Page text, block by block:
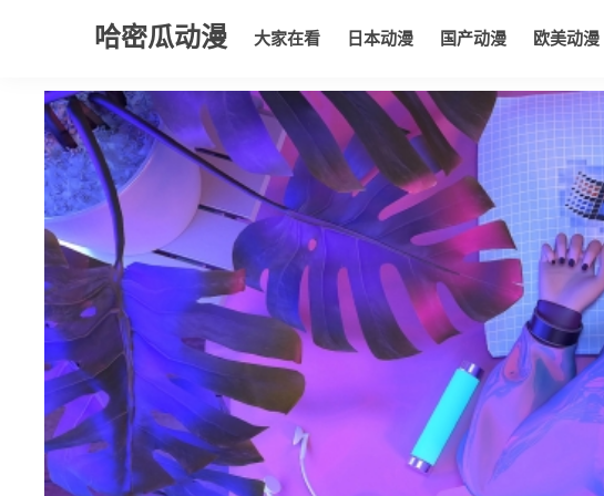
哈密瓜动漫 大家在看 日本动漫 国产动漫 欧美动漫
大家在看 日本动漫 国产动漫 欧美动漫 动漫电影 动态漫